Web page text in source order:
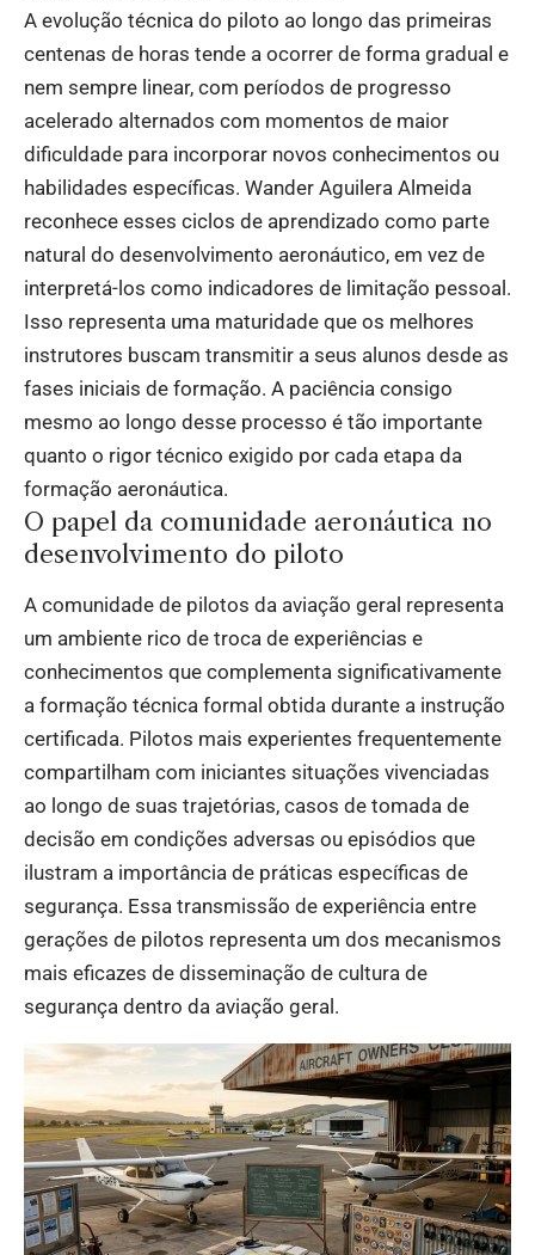
A evolução técnica do piloto ao longo das primeiras
centenas de horas tende a ocorrer de forma gradual e
nem sempre linear, com períodos de progresso
acelerado alternados com momentos de maior
dificuldade para incorporar novos conhecimentos ou
habilidades específicas. Wander Aguilera Almeida
reconhece esses ciclos de aprendizado como parte
natural do desenvolvimento aeronáutico, em vez de
interpretá-los como indicadores de limitação pessoal.
Isso representa uma maturidade que os melhores
instrutores buscam transmitir a seus alunos desde as
fases iniciais de formação. A paciência consigo
mesmo ao longo desse processo é tão importante
quanto o rigor técnico exigido por cada etapa da
formação aeronáutica.
O papel da comunidade aeronáutica no
desenvolvimento do piloto
A comunidade de pilotos da aviação geral representa
um ambiente rico de troca de experiências e
conhecimentos que complementa significativamente
a formação técnica formal obtida durante a instrução
certificada. Pilotos mais experientes frequentemente
compartilham com iniciantes situações vivenciadas
ao longo de suas trajetórias, casos de tomada de
decisão em condições adversas ou episódios que
ilustram a importância de práticas específicas de
segurança. Essa transmissão de experiência entre
gerações de pilotos representa um dos mecanismos
mais eficazes de disseminação de cultura de
segurança dentro da aviação geral.